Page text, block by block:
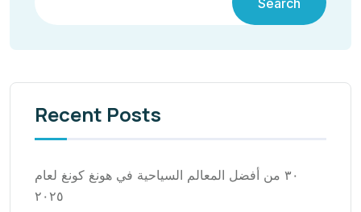
Search
Recent Posts
٣٠ من أفضل المعالم السياحية في هونغ كونغ لعام
٢٠٢٥